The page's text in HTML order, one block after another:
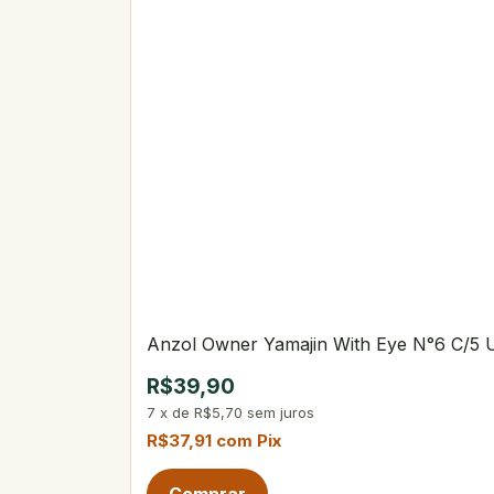
Anzol Owner Yamajin With Eye N°6 C/5
R$39,90
7 x de R$5,70 sem juros
R$37,91 com Pix